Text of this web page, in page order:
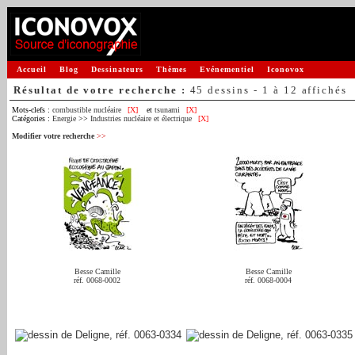
Accueil Blog Dessinateurs Thèmes Evénementiel Iconovox
Résultat de votre recherche : 45 dessins - 1 à 12 affichés
Mots-clefs : combustible nucléaire [X] et tsunami
[X]
Catégories : Energie >> Industries nucléaire et électrique
[X]
Modifier votre recherche >>
Besse Camille
réf. 0068-0002
Besse Camille
réf. 0068-0004